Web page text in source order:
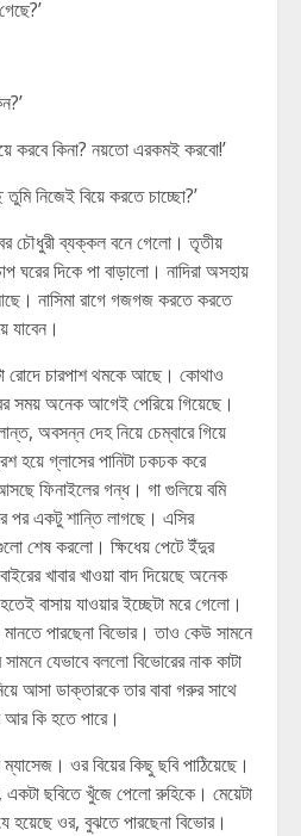
করবে কিনা? নয়তো এরকমই করবো!’
তুমি নিজেই বিয়ে করতে চাচ্ছো?’
চৌধুরী ব্যক্কল বনে গেলো। তৃতীয়
দিকে পা বাড়ালো। নাদিরা অসহায়
নাসিমা রাগে গজগজ করতে করতে
যাবেন।
রোদে চারপাশ থমকে আছে। কোথাও
সময় অনেক আগেই পেরিয়ে গিয়েছে।
অবসন্ন দেহ নিয়ে চেম্বারে গিয়ে
হয়ে গ্লাসের পানিটা ঢকঢক করে
ফিনাইলের গন্ধ। গা গুলিয়ে বমি
পর একটু শান্তি লাগছে। এসির
শেষ করলো। ক্ষিধেয় পেটে ইঁদুর
খাবার খাওয়া বাদ দিয়েছে অনেক
বাসায় যাওয়ার ইচ্ছেটা মরে গেলো।
পারছেনা বিভোর। তাও কেউ সামনে
যেভাবে বললো বিভোরের নাক কাটা
আসা ডাক্তারকে তার বাবা গরুর সাথে
কি হতে পারে।
ওর বিয়ের কিছু ছবি পাঠিয়েছে।
ছবিতে খুঁজে পেলো রুহিকে। মেয়েটা
হয়েছে ওর, বুঝতে পারছেনা বিভোর।